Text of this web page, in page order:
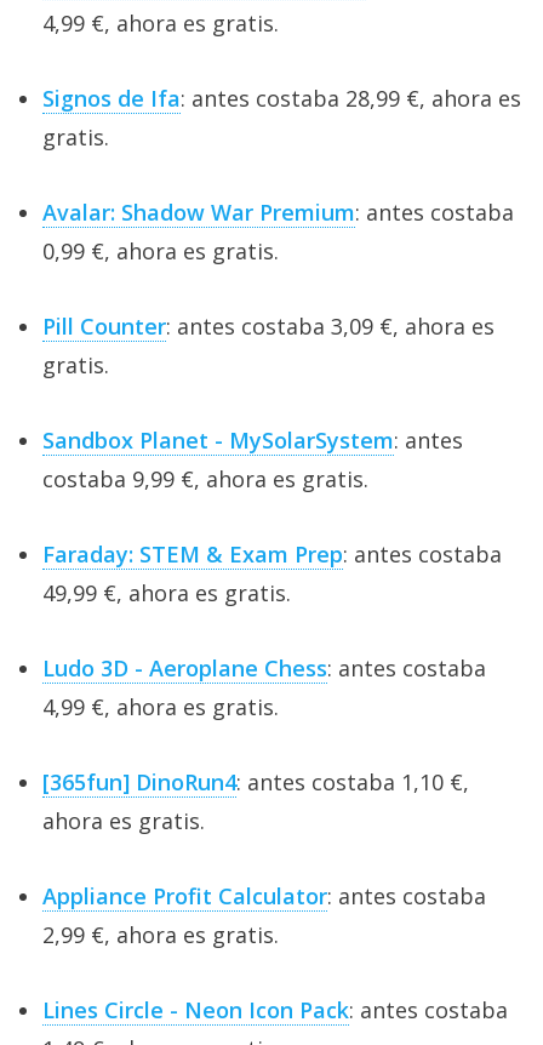
4,99 €, ahora es gratis.
Signos de Ifa: antes costaba 28,99 €, ahora es
gratis.
Avalar: Shadow War Premium: antes costaba
0,99 €, ahora es gratis.
Pill Counter: antes costaba 3,09 €, ahora es
gratis.
Sandbox Planet - MySolarSystem: antes
costaba 9,99 €, ahora es gratis.
Faraday: STEM & Exam Prep: antes costaba
49,99 €, ahora es gratis.
Ludo 3D - Aeroplane Chess: antes costaba
4,99 €, ahora es gratis.
[365fun] DinoRun4: antes costaba 1,10 €,
ahora es gratis.
Appliance Profit Calculator: antes costaba
2,99 €, ahora es gratis.
Lines Circle - Neon Icon Pack: antes costaba